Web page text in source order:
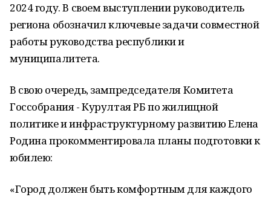
2024 году. В своем выступлении руководитель
региона обозначил ключевые задачи совместной
работы руководства республики и
муниципалитета.
В свою очередь, зампредседателя Комитета
Госсобрания - Курултая РБ по жилищной
политике и инфраструктурному развитию Елена
Родина прокомментировала планы подготовки к
юбилею:
«Город должен быть комфортным для каждого